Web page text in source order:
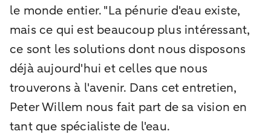
le monde entier. "La pénurie d'eau existe,
mais ce qui est beaucoup plus intéressant,
ce sont les solutions dont nous disposons
déjà aujourd'hui et celles que nous
trouverons à l'avenir. Dans cet entretien,
Peter Willem nous fait part de sa vision en
tant que spécialiste de l'eau.